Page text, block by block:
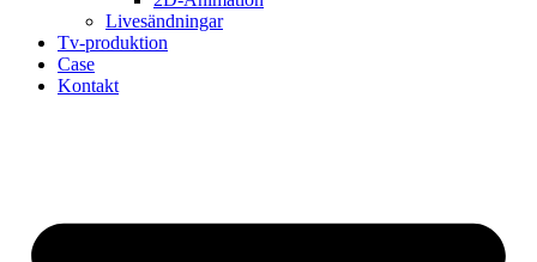
Livesändningar
Tv-produktion
Case
Kontakt